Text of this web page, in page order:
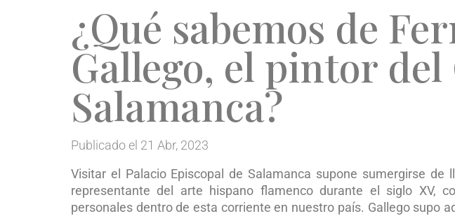
¿Qué sabemos de
Gallego, el pintor del
Salamanca?
Publicado el 21 Abr, 2023
Visitar el Palacio Episcopal de Salamanca supone sumergirse de
representante del arte hispano flamenco durante el siglo XV,
personales dentro de esta corriente en nuestro país. Gallego supo